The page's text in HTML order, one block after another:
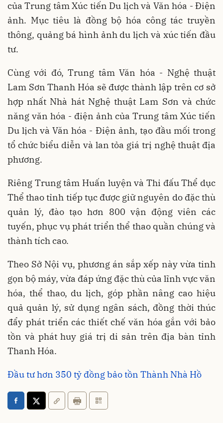
của Trung tâm Xúc tiến Du lịch và Văn hóa - Điện
ảnh. Mục tiêu là đồng bộ hóa công tác truyền
thông, quảng bá hình ảnh du lịch và xúc tiến đầu
tư.
Cùng với đó, Trung tâm Văn hóa - Nghệ thuật
Lam Sơn Thanh Hóa sẽ được thành lập trên cơ sở
hợp nhất Nhà hát Nghệ thuật Lam Sơn và chức
năng văn hóa - điện ảnh của Trung tâm Xúc tiến
Du lịch và Văn hóa - Điện ảnh, tạo đầu mối trong
tổ chức biểu diễn và lan tỏa giá trị nghệ thuật địa
phương.
Riêng Trung tâm Huấn luyện và Thi đấu Thể dục
Thể thao tỉnh tiếp tục được giữ nguyên do đặc thù
quản lý, đào tạo hơn 800 vận động viên các
tuyến, phục vụ phát triển thể thao quần chúng và
thành tích cao.
Theo Sở Nội vụ, phương án sắp xếp này vừa tinh
gọn bộ máy, vừa đáp ứng đặc thù của lĩnh vực văn
hóa, thể thao, du lịch, góp phần nâng cao hiệu
quả quản lý, sử dụng ngân sách, đồng thời thúc
đẩy phát triển các thiết chế văn hóa gắn với bảo
tồn và phát huy giá trị di sản trên địa bàn tỉnh
Thanh Hóa.
Đầu tư hơn 350 tỷ đồng bảo tồn Thành Nhà Hồ